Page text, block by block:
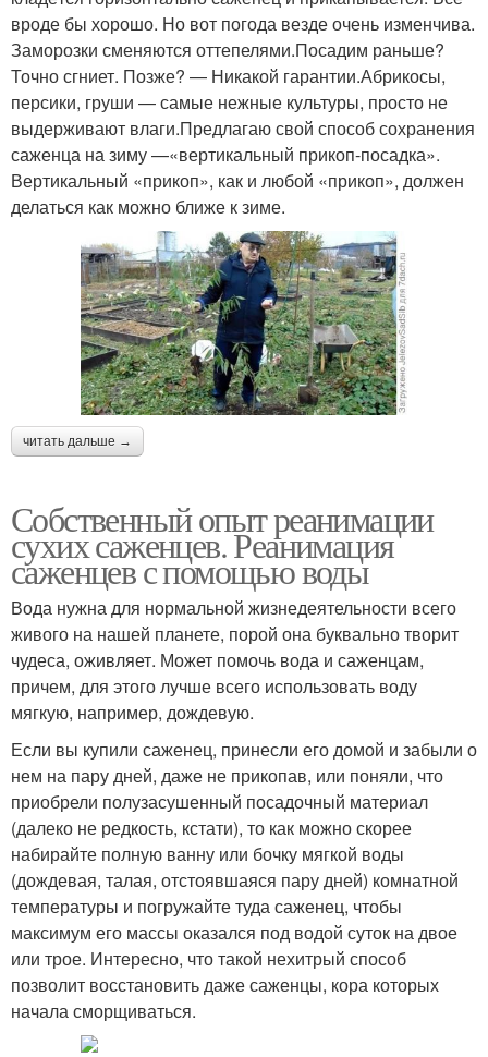
вроде бы хорошо. Но вот погода везде очень изменчива.
Заморозки сменяются оттепелями.Посадим раньше?
Точно сгниет. Позже? — Никакой гарантии.Абрикосы,
персики, груши — самые нежные культуры, просто не
выдерживают влаги.Предлагаю свой способ сохранения
саженца на зиму —«вертикальный прикоп-посадка».
Вертикальный «прикоп», как и любой «прикоп», должен
делаться как можно ближе к зиме.
читать дальше →
Собственный опыт реанимации
сухих саженцев. Реанимация
саженцев с помощью воды
Вода нужна для нормальной жизнедеятельности всего
живого на нашей планете, порой она буквально творит
чудеса, оживляет. Может помочь вода и саженцам,
причем, для этого лучше всего использовать воду
мягкую, например, дождевую.
Если вы купили саженец, принесли его домой и забыли о
нем на пару дней, даже не прикопав, или поняли, что
приобрели полузасушенный посадочный материал
(далеко не редкость, кстати), то как можно скорее
набирайте полную ванну или бочку мягкой воды
(дождевая, талая, отстоявшаяся пару дней) комнатной
температуры и погружайте туда саженец, чтобы
максимум его массы оказался под водой суток на двое
или трое. Интересно, что такой нехитрый способ
позволит восстановить даже саженцы, кора которых
начала сморщиваться.